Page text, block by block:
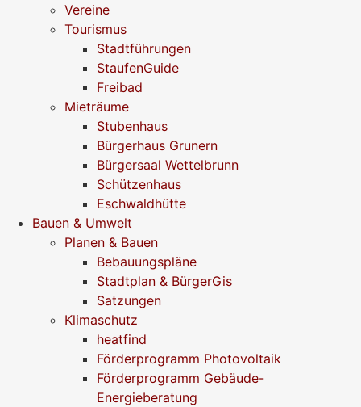
Vereine
Tourismus
Stadtführungen
StaufenGuide
Freibad
Mieträume
Stubenhaus
Bürgerhaus Grunern
Bürgersaal Wettelbrunn
Schützenhaus
Eschwaldhütte
Bauen & Umwelt
Planen & Bauen
Bebauungspläne
Stadtplan & BürgerGis
Satzungen
Klimaschutz
heatfind
Förderprogramm Photovoltaik
Förderprogramm Gebäude-
Energieberatung